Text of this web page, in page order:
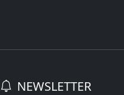
NEWSLETTER